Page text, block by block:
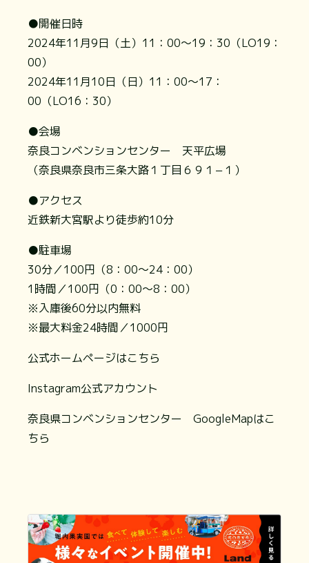
●開催日時
2024年11月9日（土）11：00～19：30（LO19：
00）
2024年11月10日（日）11：00～17：
00（LO16：30）
●会場
奈良コンベンションセンター 天平広場
（奈良県奈良市三条大路１丁目６９１−１）
●アクセス
近鉄新大宮駅より徒歩約10分
●駐車場
30分／100円（8：00～24：00）
1時間／100円（0：00～8：00）
※入庫後60分以内無料
※最大料金24時間／1000円
公式ホームページはこちら
Instagram公式アカウント
奈良県コンベンションセンター GoogleMapはこ
ちら